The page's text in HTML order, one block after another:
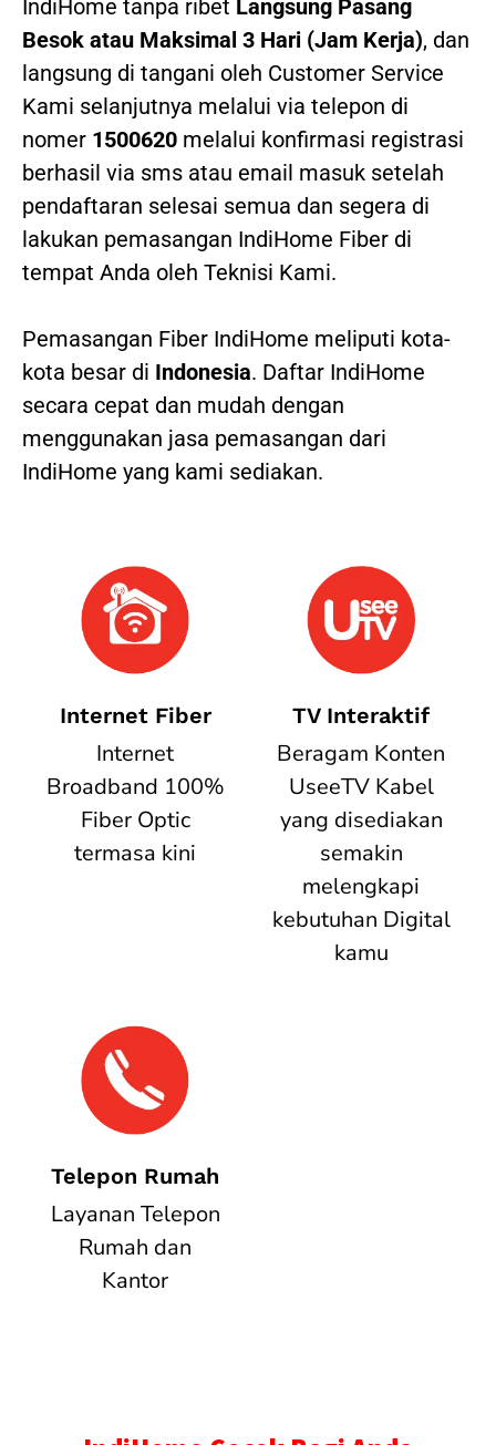
IndiHome tanpa ribet Langsung Pasang
Besok atau Maksimal 3 Hari (Jam Kerja), dan
langsung di tangani oleh Customer Service
Kami selanjutnya melalui via telepon di
nomer 1500620 melalui konfirmasi registrasi
berhasil via sms atau email masuk setelah
pendaftaran selesai semua dan segera di
lakukan pemasangan IndiHome Fiber di
tempat Anda oleh Teknisi Kami.
Pemasangan Fiber IndiHome meliputi kota-
kota besar di Indonesia. Daftar IndiHome
secara cepat dan mudah dengan
menggunakan jasa pemasangan dari
IndiHome yang kami sediakan.
Internet Fiber
Internet
Broadband 100%
Fiber Optic
termasa kini
TV Interaktif
Beragam Konten
UseeTV Kabel
yang disediakan
semakin
melengkapi
kebutuhan Digital
kamu
Telepon Rumah
Layanan Telepon
Rumah dan
Kantor